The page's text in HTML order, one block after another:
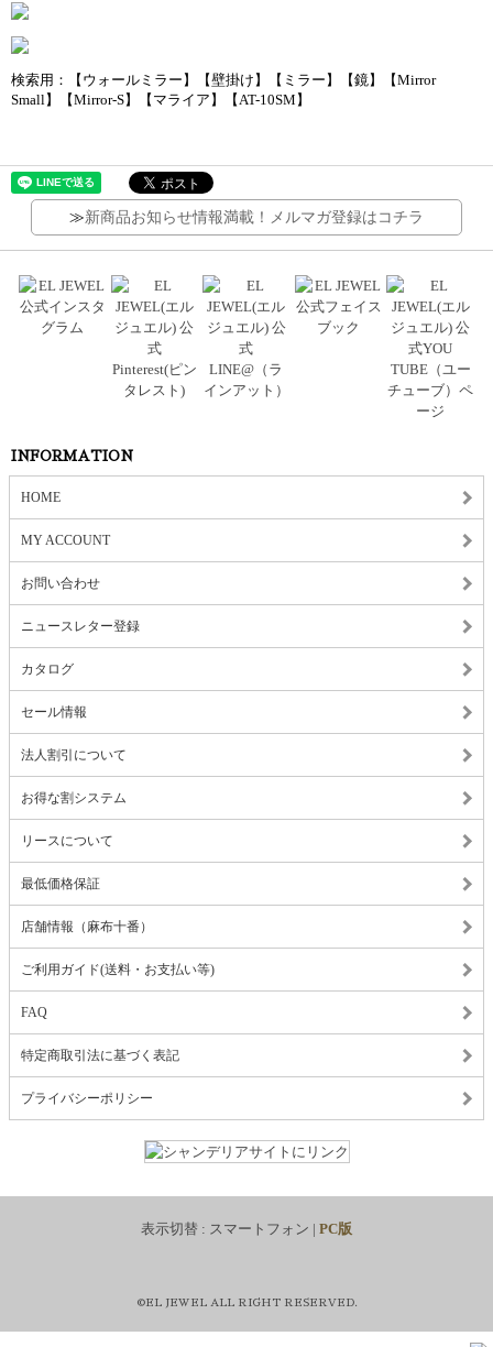
検索用：【ウォールミラー】【壁掛け】【ミラー】【鏡】【Mirror
Small】【Mirror-S】【マライア】【AT-10SM】
≫新商品お知らせ情報満載！メルマガ登録はコチラ
INFORMATION
HOME
MY ACCOUNT
お問い合わせ
ニュースレター登録
カタログ
セール情報
法人割引について
お得な割システム
リースについて
最低価格保証
店舗情報（麻布十番）
ご利用ガイド(送料・お支払い等)
FAQ
特定商取引法に基づく表記
プライバシーポリシー
表示切替 : スマートフォン | PC版
©EL JEWEL ALL RIGHT RESERVED.